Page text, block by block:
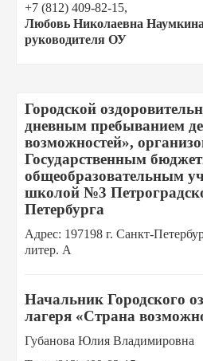
+7 (812) 409‑82-15,
Любовь Николаевна
руководителя ОУ
Городской
дневным пребыванием
возможностей»,
Государственным
общеобразовательным
школой №3
Петербурга
Адрес: 197198 г. Санкт-
литер. А
Начальник Городского
лагеря «Страна
Губанова Юлия Владимировна